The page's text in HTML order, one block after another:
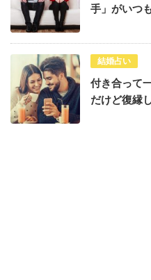
手」がいつ
結婚占い
付き合って
だけど復縁